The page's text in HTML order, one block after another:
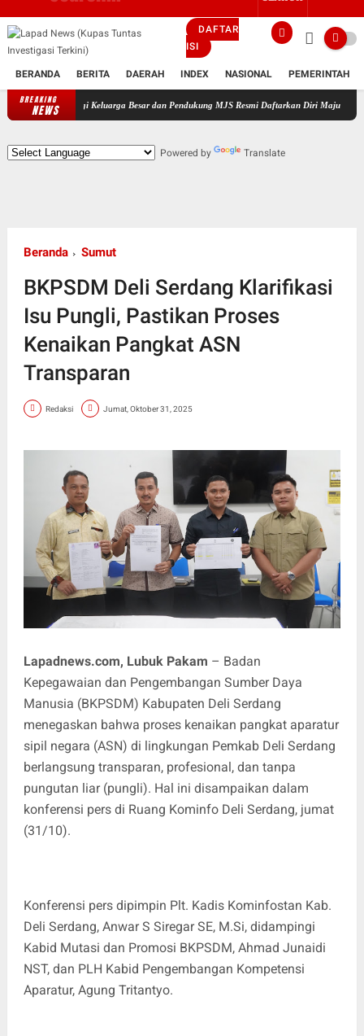
DAFTAR
ISI
BERANDA BERITA DAERAH INDEX NASIONAL PEMERINTAH
BREAKING
NEWS
Keluarga Besar dan Pendukung MJS Resmi Daftarkan Diri Maju Sebagai Calon
Powered by Translate
Beranda Sumut
BKPSDM Deli Serdang Klarifikasi
Isu Pungli, Pastikan Proses
Kenaikan Pangkat ASN
Transparan ‎
Redaksi Jumat, Oktober 31, 2025
Lapadnews.com, Lubuk Pakam – Badan
Kepegawaian dan Pengembangan Sumber Daya
Manusia (BKPSDM) Kabupaten Deli Serdang
menegaskan bahwa proses kenaikan pangkat aparatur
sipil negara (ASN) di lingkungan Pemkab Deli Serdang
berlangsung transparan, profesional, dan tanpa
pungutan liar (pungli). Hal ini disampaikan dalam
konferensi pers di Ruang Kominfo Deli Serdang, jumat
(31/10).
‎Konferensi pers dipimpin Plt. Kadis Kominfostan Kab.
Deli Serdang, Anwar S Siregar SE, M.Si, didampingi
Kabid Mutasi dan Promosi BKPSDM, Ahmad Junaidi
NST, dan PLH Kabid Pengembangan Kompetensi
Aparatur, Agung Tritantyo.